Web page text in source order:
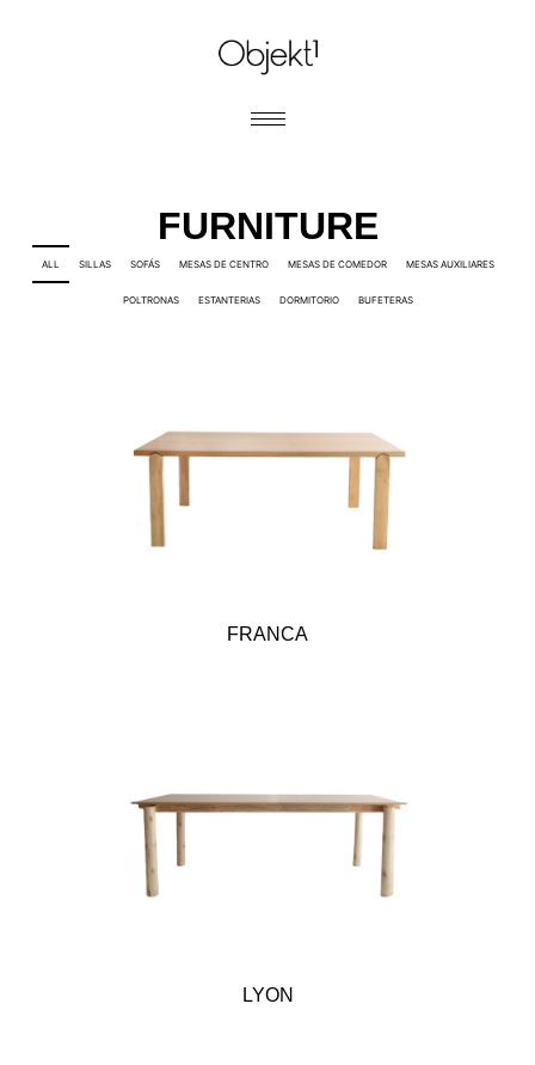
FURNITURE
ALL SILLAS SOFÁS MESAS DE CENTRO MESAS DE COMEDOR MESAS AUXILIARES
POLTRONAS ESTANTERIAS DORMITORIO BUFETERAS
FRANCA
LYON